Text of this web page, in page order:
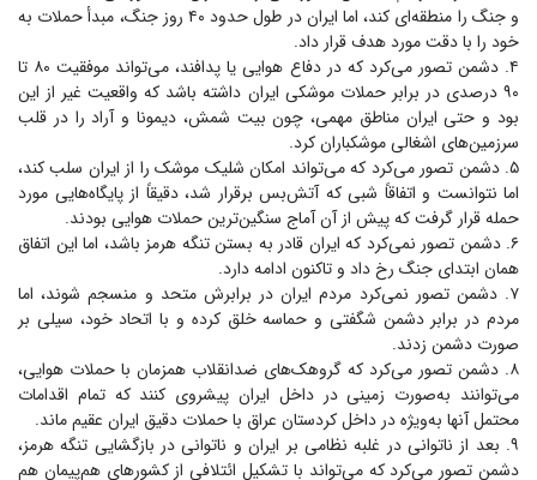
و جنگ را منطقه‌ای کند، اما ایران در طول حدود ۴۰ روز جنگ، مبدأ حملات به
خود را با دقت مورد هدف قرار داد.
۴. دشمن تصور می‌کرد که در دفاع هوایی یا پدافند، می‌تواند موفقیت ۸۰ تا
۹۰ درصدی در برابر حملات موشکی ایران داشته باشد که واقعیت غیر از این
بود و حتی ایران مناطق مهمی، چون بیت شمش، دیمونا و آراد را در قلب
سرزمین‌های اشغالی موشکباران کرد.
۵. دشمن تصور می‌کرد که می‌تواند امکان شلیک موشک را از ایران سلب کند،
اما نتوانست و اتفاقاً شبی که آتش‌بس برقرار شد، دقیقاً از پایگاه‌هایی مورد
حمله قرار گرفت که پیش از آن آماج سنگین‌ترین حملات هوایی بودند.
۶. دشمن تصور نمی‌کرد که ایران قادر به بستن تنگه هرمز باشد، اما این اتفاق
همان ابتدای جنگ رخ داد و تاکنون ادامه دارد.
۷. دشمن تصور نمی‌کرد مردم ایران در برابرش متحد و منسجم شوند، اما
مردم در برابر دشمن شگفتی و حماسه خلق کرده و با اتحاد خود، سیلی بر
صورت دشمن زدند.
۸. دشمن تصور می‌کرد که گروهک‌های ضدانقلاب همزمان با حملات هوایی،
می‌توانند به‌صورت زمینی در داخل ایران پیشروی کنند که تمام اقدامات
محتمل آنها به‌ویژه در داخل کردستان عراق با حملات دقیق ایران عقیم ماند.
۹. بعد از ناتوانی در غلبه نظامی بر ایران و ناتوانی در بازگشایی تنگه هرمز،
دشمن تصور می‌کرد که می‌تواند با تشکیل ائتلافی از کشور‌های هم‌پیمان هم